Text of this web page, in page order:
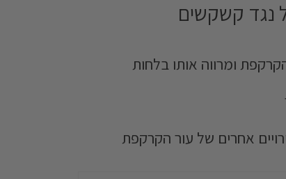
נגד קשקשים
ומרווה אותו בלחות
אחרים של עור הקרקפת
מעל 249 ₪!